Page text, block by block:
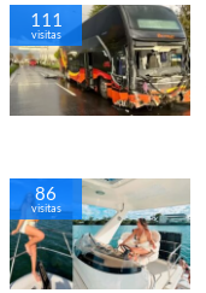
111
visitas
86
visitas